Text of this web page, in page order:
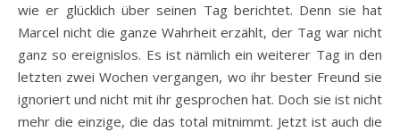
wie er glücklich über seinen Tag berichtet. Denn sie hat
Marcel nicht die ganze Wahrheit erzählt, der Tag war nicht
ganz so ereignislos. Es ist nämlich ein weiterer Tag in den
letzten zwei Wochen vergangen, wo ihr bester Freund sie
ignoriert und nicht mit ihr gesprochen hat. Doch sie ist nicht
mehr die einzige, die das total mitnimmt. Jetzt ist auch die